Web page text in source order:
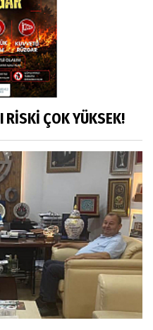
RİSKİ ÇOK YÜKSEK!